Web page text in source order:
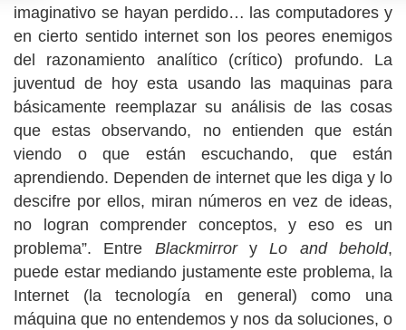
imaginativo se hayan perdido… las computadores y
en cierto sentido internet son los peores enemigos
del razonamiento analítico (crítico) profundo. La
juventud de hoy esta usando las maquinas para
básicamente reemplazar su análisis de las cosas
que estas observando, no entienden que están
viendo o que están escuchando, que están
aprendiendo. Dependen de internet que les diga y lo
descifre por ellos, miran números en vez de ideas,
no logran comprender conceptos, y eso es un
problema”. Entre BlackmirroryLo and behold,
puede estar mediando justamente este problema, la
Internet (la tecnología en general) como una
máquina que no entendemos y nos da soluciones, o